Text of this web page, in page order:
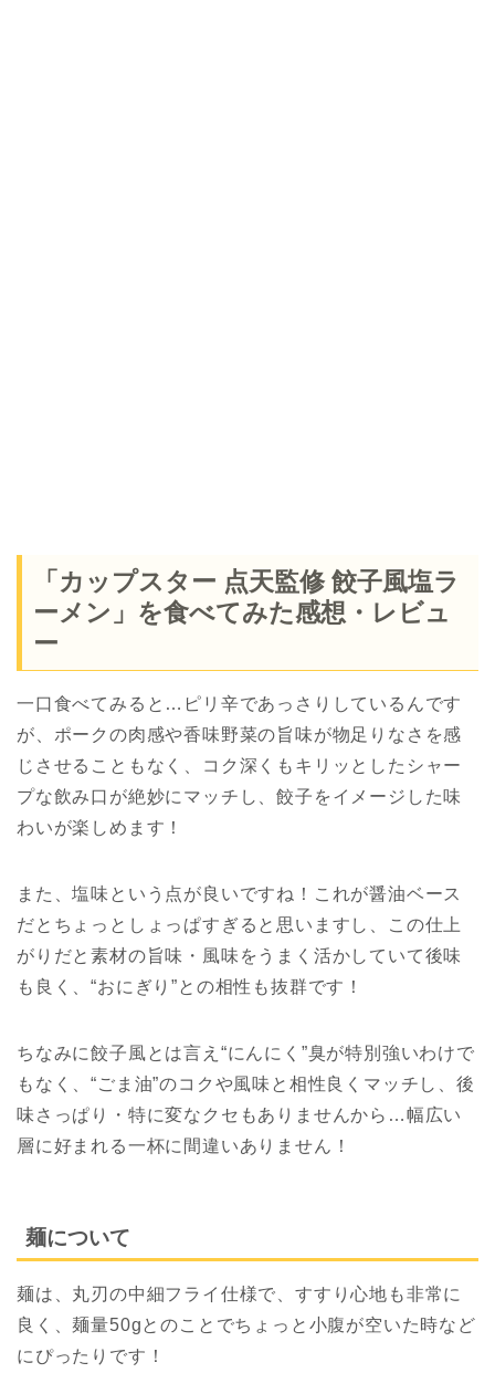
「カップスター 点天監修 餃子風塩ラ
ーメン」を食べてみた感想・レビュ
ー
一口食べてみると…ピリ辛であっさりしているんです
が、ポークの肉感や香味野菜の旨味が物足りなさを感
じさせることもなく、コク深くもキリッとしたシャー
プな飲み口が絶妙にマッチし、餃子をイメージした味
わいが楽しめます！
また、塩味という点が良いですね！これが醤油ベース
だとちょっとしょっぱすぎると思いますし、この仕上
がりだと素材の旨味・風味をうまく活かしていて後味
も良く、“おにぎり”との相性も抜群です！
ちなみに餃子風とは言え“にんにく”臭が特別強いわけで
もなく、“ごま油”のコクや風味と相性良くマッチし、後
味さっぱり・特に変なクセもありませんから…幅広い
層に好まれる一杯に間違いありません！
麺について
麺は、丸刃の中細フライ仕様で、すすり心地も非常に
良く、麺量50gとのことでちょっと小腹が空いた時など
にぴったりです！